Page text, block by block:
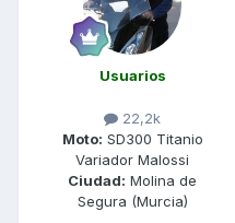
Usuarios
22,2k
Moto: SD300 Titanio
Variador Malossi
Ciudad: Molina de
Segura (Murcia)